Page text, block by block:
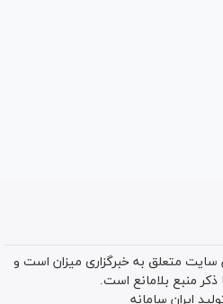
متعلق به خبرگزاری میزان است و
ذکر منبع بلامانع است.
ایران سامانه